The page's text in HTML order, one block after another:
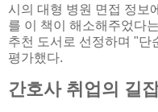
시의 대형 병원 면접 정보
를 이 책이 해소해주었다
추천 도서로 선정하며 "단
평가했다.
간호사 취업의 길잡